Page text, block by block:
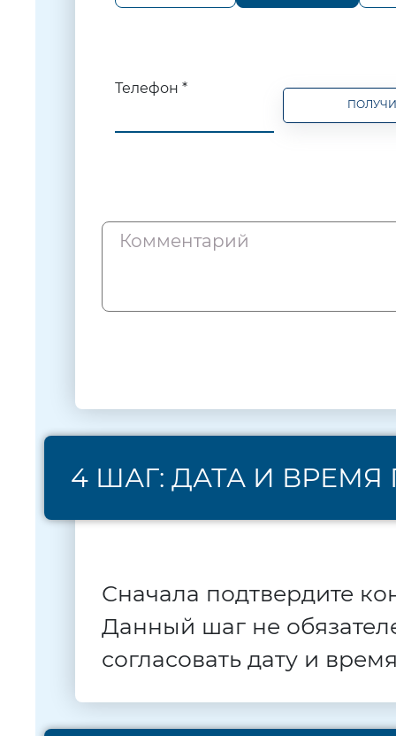
Телефон *
Комментарий
4 ШАГ: ДАТА И
Сначала подтвердите
Данный шаг не
согласовать дату и